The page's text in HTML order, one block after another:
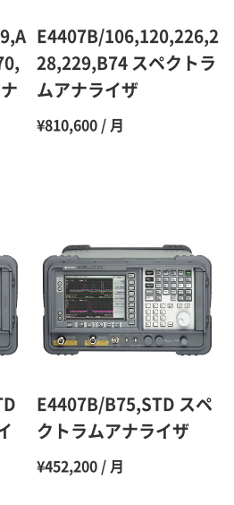
60％（割引率 40％）
55％（割引率45％）
50％（割引率50％）
E4407B/106,120,226,2
28,229,B74 スペクトラ
ムアナライザ
¥810,600 / 月
E4407B/B75,STD スペ
クトラムアナライザ
¥452,200 / 月